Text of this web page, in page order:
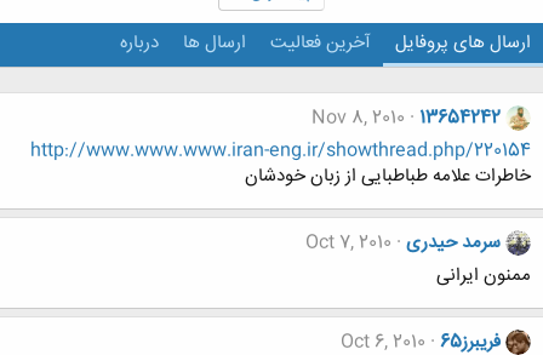
ارسال های پروفایل آخرین فعالیت ارسال ها درباره
13654242
Nov 8, 2010
http://www.www.www.iran-eng.ir/showthread.php/220154
خاطرات علامه طباطبایی از زبان خودشان
سرمد حیدری Oct 7, 2010
ممنون ایرانی
فريبرز65
Oct 6, 2010